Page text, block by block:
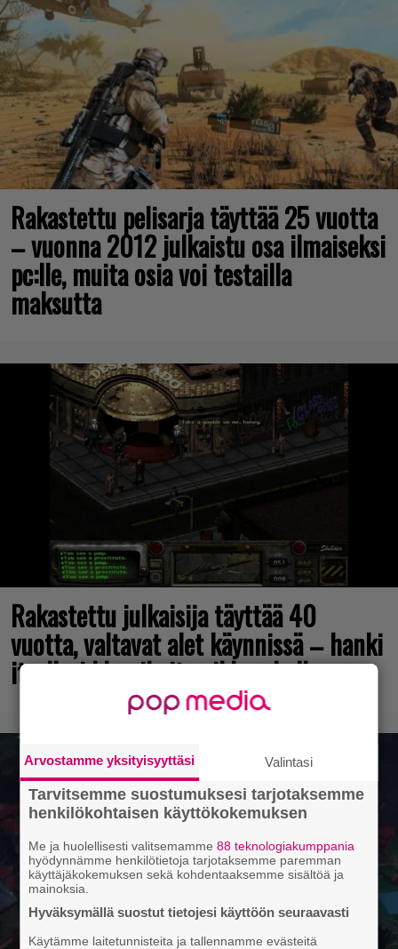
Rakastettu pelisarja täyttää 25 vuotta
– vuonna 2012 julkaistu osa ilmaiseksi
pc:lle, muita osia voi testailla
maksutta
Rakastettu julkaisija täyttää 40
vuotta, valtavat alet käynnissä – hanki
itsellesi klassikoita pikkurahalla
Arvostamme yksityisyyttäsi Valintasi
Tarvitsemme suostumuksesi tarjotaksemme
henkilökohtaisen käyttökokemuksen
Me ja huolellisesti valitsemamme88 teknologiakumppania
hyödynnämme henkilötietoja tarjotaksemme paremman
käyttäjäkokemuksen sekä kohdentaaksemme sisältöä ja
mainoksia.
Hyväksymällä suostut tietojesi käyttöön seuraavasti
Käytämme laitetunnisteita ja tallennamme evästeitä